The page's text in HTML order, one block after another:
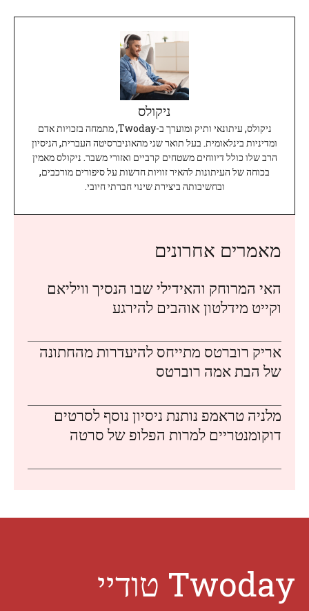
ניקולס
ניקולס, עיתונאי ותיק ומוערך ב-Twoday, מתמחה בזכויות אדם
ומדיניות בינלאומית. בעל תואר שני מהאוניברסיטה העברית, הניסיון
הרב שלו כולל דיווחים משטחים קרביים ואזורי משבר. ניקולס מאמין
בכוחה של העיתונות להאיר זוויות חדשות על סיפורים מורכבים,
ובחשיבותה ביצירת שינוי חברתי חיובי.
מאמרים אחרונים
האי המרוחק והאידילי שבו הנסיך וויליאם
וקייט מידלטון אוהבים להירגע
אריק רוברטס מתייחס להיעדרות מהחתונה
של הבת אמה רוברטס
מלניה טראמפ נותנת ניסיון נוסף לסרטים
דוקומנטריים למרות הפלופ של סרטה
Twoday טודיי